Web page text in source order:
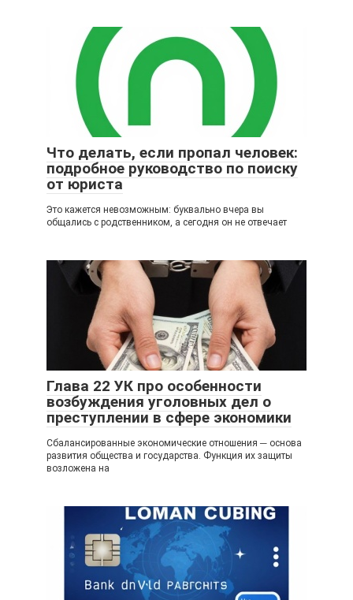
Что делать, если пропал человек:
подробное руководство по поиску
от юриста
Это кажется невозможным: буквально вчера вы
общались с родственником, а сегодня он не отвечает
Глава 22 УК про особенности
возбуждения уголовных дел о
преступлении в сфере экономики
Сбалансированные экономические отношения ─ основа
развития общества и государства. Функция их защиты
возложена на